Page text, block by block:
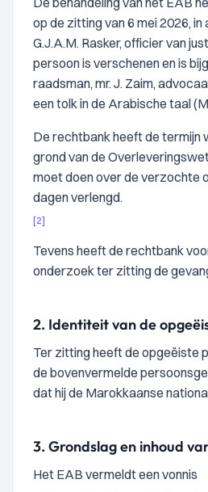
op de zitting van 6 mei 2026, in
G.J.A.M. Rasker, officier van
persoon is verschenen en is
raadsman, mr. J. Zaim,
een tolk in de Arabische taal
De rechtbank heeft de termijn
grond van de
moet doen over de verzochte
dagen verlengd.
[2]
Tevens heeft de rechtbank
onderzoek ter zitting de
2. Identiteit van de
Ter zitting heeft de opgeëiste
de bovenvermelde
dat hij de Marokkaanse
3. Grondslag en inhoud
Het EAB vermeldt een vonnis